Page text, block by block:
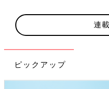
連
ピックアップ